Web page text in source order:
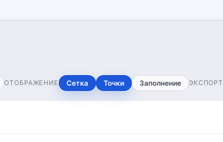
ОТОБРАЖЕНИЕ Сетка Точки Заполнение ЭКСПОРТ